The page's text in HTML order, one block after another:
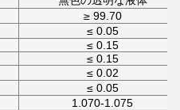
≥ 99.70
≤ 0.05
≤ 0.15
≤ 0.15
≤ 0.02
≤ 0.05
1.070-1.075